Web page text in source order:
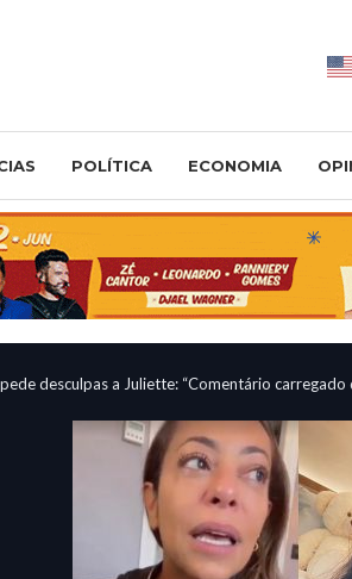
POLÍTICA ECONOMIA
desculpas a Juliette: “Comentário carregado